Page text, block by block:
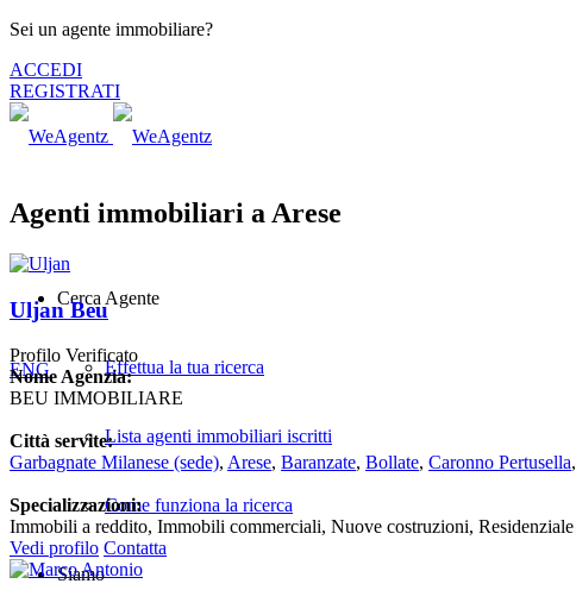
Sei un agente immobiliare?
ACCEDI
REGISTRATI
Cerca Agente
Effettua la tua ricerca
Lista agenti immobiliari iscritti
Come funziona la ricerca
Siamo
ENG
Agenti immobiliari a Arese
Uljan Beu
Profilo Verificato
Nome Agenzia:
BEU IMMOBILIARE
Città servite:
Garbagnate Milanese (sede), Arese, Baranzate, Bollate, Caronno Pertusella,
Specializzazioni:
Immobili a reddito, Immobili commerciali, Nuove costruzioni, Residenziale
Vedi profilo Contatta